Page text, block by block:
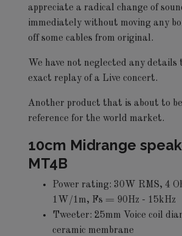
appreciate a radical change of
immediately without moving any
off some cables from original.
We have not neglected any details
exact replay of a Live concert.
Another product that is about to
reference for the world market.
10cm Midrange
MT4B
Power rating: 30W RMS, 4
1W/1m, Fs = 90Hz - 15kHz
Tweeter: 25mm Voice coil
ceramic membrane